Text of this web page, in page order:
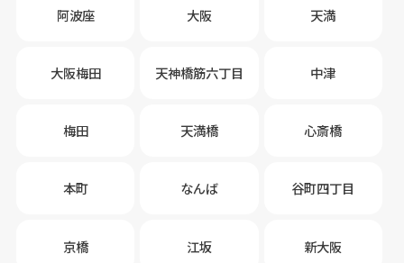
阿波座 大阪 天満
大阪梅田 天神橋筋六丁目 中津
梅田 天満橋 心斎橋
本町 なんば 谷町四丁目
京橋 江坂 新大阪